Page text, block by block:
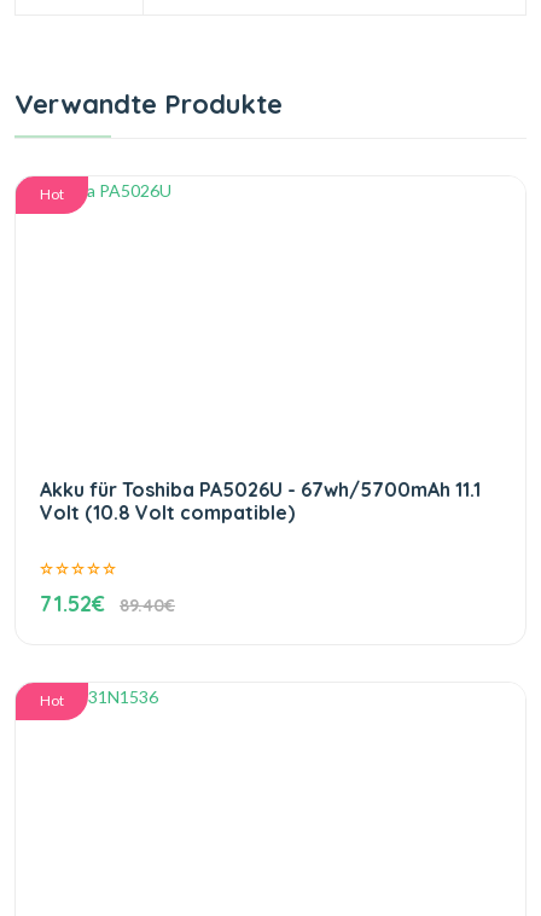
Verwandte Produkte
Hot
Akku für Toshiba PA5026U - 67wh/5700mAh 11.1
Volt (10.8 Volt compatible)
71.52€ 89.40€
Hot